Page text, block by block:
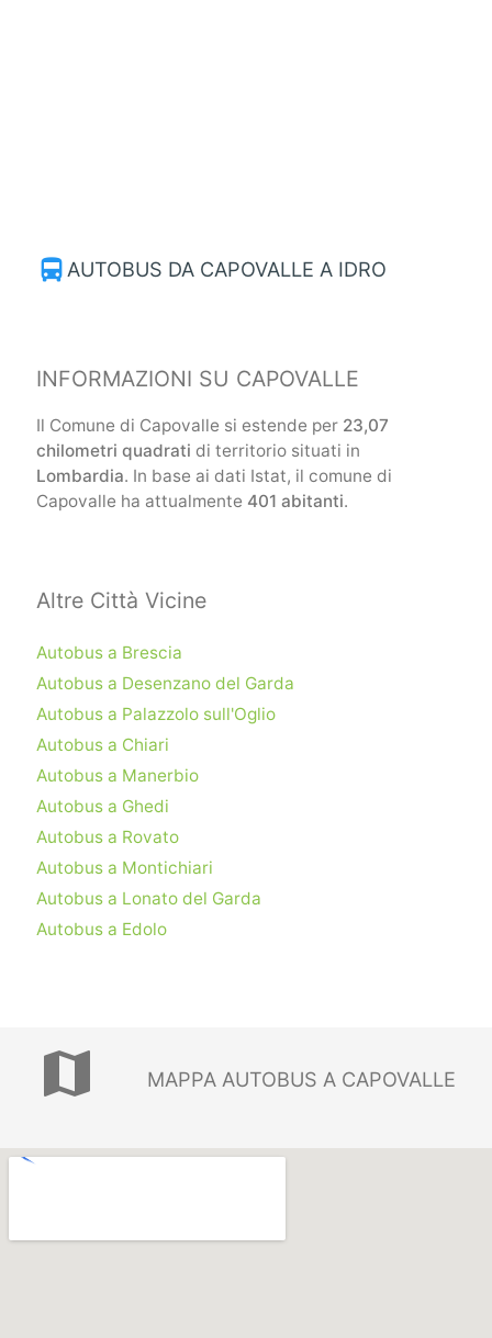
directions_bus AUTOBUS DA CAPOVALLE A IDRO
INFORMAZIONI SU CAPOVALLE
Il Comune di Capovalle si estende per 23,07
chilometri quadrati di territorio situati in
Lombardia. In base ai dati Istat, il comune di
Capovalle ha attualmente 401 abitanti.
Altre Città Vicine
Autobus a Brescia
Autobus a Desenzano del Garda
Autobus a Palazzolo sull'Oglio
Autobus a Chiari
Autobus a Manerbio
Autobus a Ghedi
Autobus a Rovato
Autobus a Montichiari
Autobus a Lonato del Garda
Autobus a Edolo
map MAPPA AUTOBUS A CAPOVALLE